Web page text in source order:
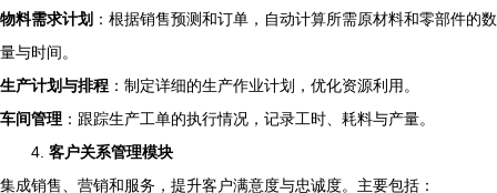
物料需求计划 ：根据销售预测和订单，自动计算所需原材料和零部件的数
量与时间。
生产计划与排程 ：制定详细的生产作业计划，优化资源利用。
车间管理 ：跟踪生产工单的执行情况，记录工时、耗料与产量。
4. 客户关系管理模块
集成销售、营销和服务，提升客户满意度与忠诚度。主要包括：